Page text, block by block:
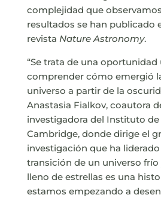
complejidad que
resultados se han publicado
revista Nature Astronomy.
“Se trata de una oportunidad
comprender cómo emergió
universo a partir de la
Anastasia Fialkov, coautora
investigadora del Instituto
Cambridge, donde dirige el
investigación que ha liderado
transición de un universo
lleno de estrellas es una
estamos empezando a